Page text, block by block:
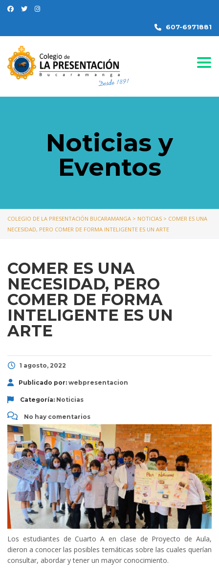
607-6971881
Noticias y
Eventos
COLEGIO DE LA PRESENTACIÓN BUCARAMANGA > NOTICIAS > COMER ES UNA
NECESIDAD, PERO COMER DE FORMA INTELIGENTE ES UN ARTE
COMER ES UNA
NECESIDAD, PERO
COMER DE FORMA
INTELIGENTE ES UN
ARTE
1 agosto, 2022
Publicado por: webpresentacion
Categoría: Noticias
No hay comentarios
Los estudiantes de Cuarto A en clase de Proyecto de Aula,
dieron a conocer las posibles temáticas sobre las cuales querían
consultar, abordar y tener un mayor conocimiento.